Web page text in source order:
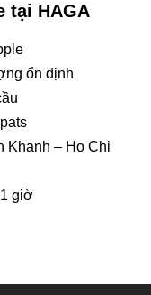
tại HAGA
ổn định
Khanh – Ho Chi
giờ